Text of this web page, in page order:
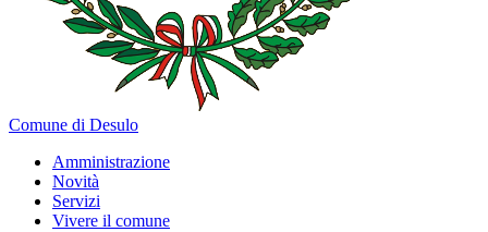
Comune di Desulo
Amministrazione
Novità
Servizi
Vivere il comune